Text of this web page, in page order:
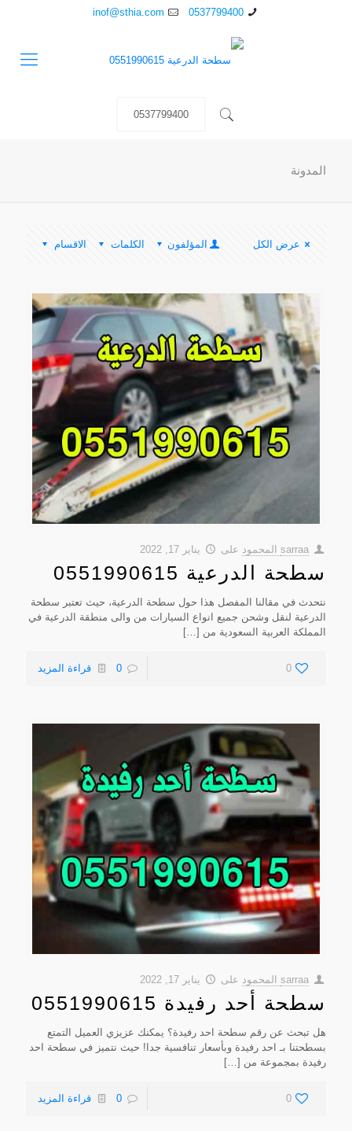
0537799400
inof@sthia.com
0537799400
المدونة
الاقسام الكلمات المؤلفون عرض الكل
sarraa المحمود على يناير 17, 2022
سطحة الدرعية 0551990615
نتحدث في مقالنا المفصل هذا حول سطحة الدرعية، حيث تعتبر سطحة
الدرعية لنقل وشحن جميع انواع السيارات من والى منطقة الدرعية في
المملكة العربية السعودية من […]
0
0 قراءة المزيد
sarraa المحمود على يناير 17, 2022
سطحة أحد رفيدة 0551990615
هل تبحث عن رقم سطحة احد رفيدة؟ يمكنك عزيزي العميل التمتع
بسطحتنا بـ احد رفيدة وبأسعار تنافسية جدا! حيث نتميز في سطحة احد
رفيدة بمجموعة من […]
0
0 قراءة المزيد